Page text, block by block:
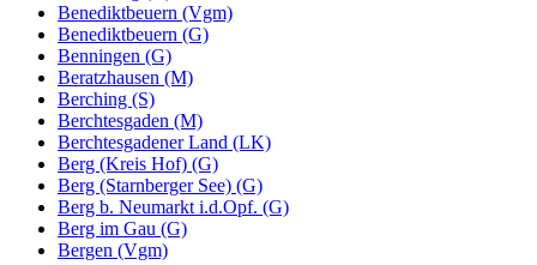
Benediktbeuern (Vgm)
Benediktbeuern (G)
Benningen (G)
Beratzhausen (M)
Berching (S)
Berchtesgaden (M)
Berchtesgadener Land (LK)
Berg (Kreis Hof) (G)
Berg (Starnberger See) (G)
Berg b. Neumarkt i.d.Opf. (G)
Berg im Gau (G)
Bergen (Vgm)